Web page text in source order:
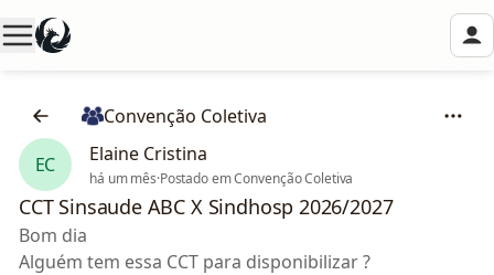
Convenção Coletiva
EC
Elaine Cristina
há um mês·Postado em Convenção Coletiva
CCT Sinsaude ABC X Sindhosp 2026/2027
Bom dia
Alguém tem essa CCT para disponibilizar ?